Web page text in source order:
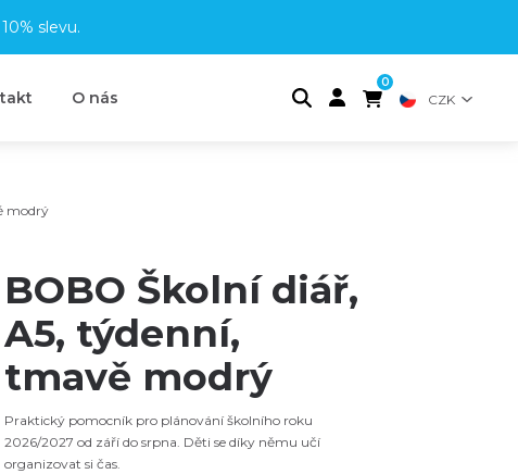
10% slevu.
O nás
0
CZK
modrý
BOBO Školní diář,
A5, týdenní,
tmavě modrý
Praktický pomocník pro plánování školního roku
2026/2027 od září do srpna. Děti se díky němu učí
organizovat si čas.